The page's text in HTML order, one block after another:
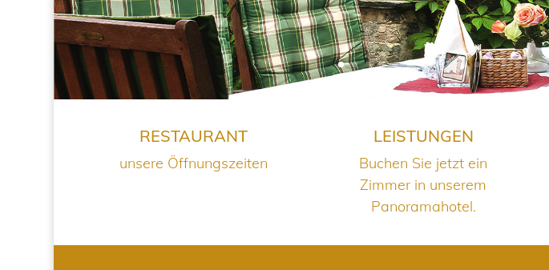
RESTAURANT
unsere Öffnungszeiten
LEISTUNGEN
Buchen Sie jetzt ein
Zimmer in unserem
Panoramahotel.